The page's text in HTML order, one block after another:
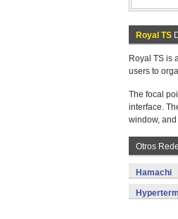
Royal TS
Royal TS is
users to
The focal
interface.
window,
Otros
Hamachi